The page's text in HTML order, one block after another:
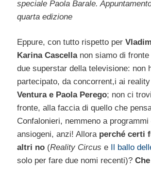
speciale Paola Barale.
quarta edizione
Eppure, con tutto rispetto per
Karina Cascellanon siamo di fronte
due superstar della televisione: non
partecipato, da concorrent,i ai reality
Ventura e Paola Perego; non ci
fronte, alla faccia di quello che
Confalonieri, nemmeno a
ansiogeni, anzi! Allora perché certi
altri no (Reality Circus e
Il ballo
solo per fare due nomi recenti)?